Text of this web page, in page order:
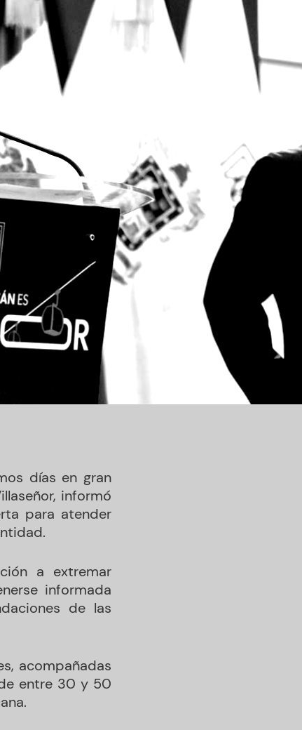
días en gran
informó
para atender
a extremar
informada
de las
acompañadas
entre 30 y 50